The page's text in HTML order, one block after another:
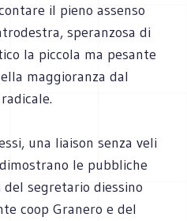
il pieno assenso
speranzosa di
la piccola ma pesante
maggioranza dal
una liaison senza veli
le pubbliche
segretario diessino
coop Granero e del